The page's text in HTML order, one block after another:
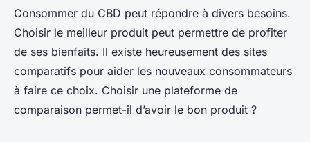
Bien choisir son site de
comparaison est-il nécessaire
à l'achat de CBD ?
adeline •19 octobre 2023•3 min de lecture
Consommer du CBD peut répondre à divers besoins.
Choisir le meilleur produit peut permettre de profiter
de ses bienfaits. Il existe heureusement des sites
comparatifs pour aider les nouveaux consommateurs
à faire ce choix. Choisir une plateforme de
comparaison permet-il d’avoir le bon produit ?